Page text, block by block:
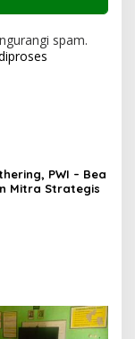
spam.
PWI – Bea
Mitra Strategis